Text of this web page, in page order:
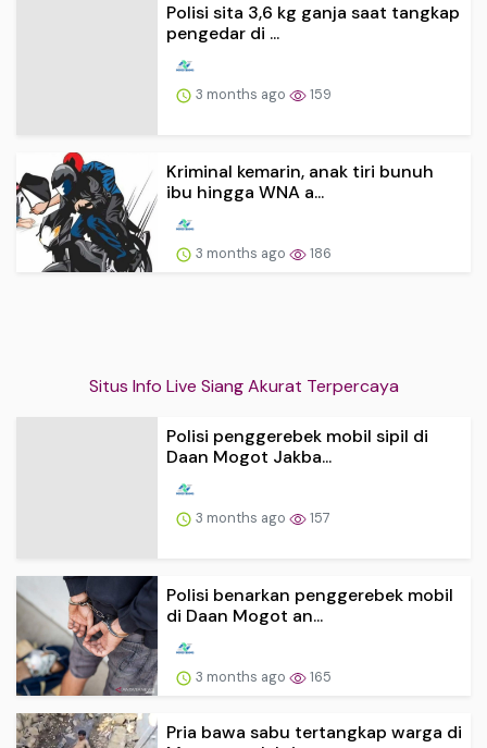
Polisi sita 3,6 kg ganja saat tangkap
pengedar di ...
3 months ago 159
Kriminal kemarin, anak tiri bunuh
ibu hingga WNA a...
3 months ago 186
Situs Info Live Siang Akurat Terpercaya
Polisi penggerebek mobil sipil di
Daan Mogot Jakba...
3 months ago 157
Polisi benarkan penggerebek mobil
di Daan Mogot an...
3 months ago 165
Pria bawa sabu tertangkap warga di